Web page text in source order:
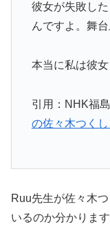
彼女が失敗し
んですよ。舞台
本当に私は彼女
引用：NHK福
の佐々木つく
Ruu先生が佐々木
いるのか分かります